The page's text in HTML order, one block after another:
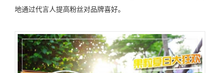
地通过代言人提高粉丝对品牌喜好。